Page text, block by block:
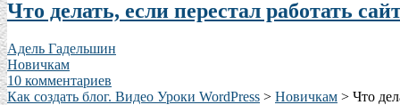
Что делать, если перестал работать
Адель Гадельшин
Новичкам
10 комментариев
Как создать блог. Видео Уроки WordPress > Новичкам > Что